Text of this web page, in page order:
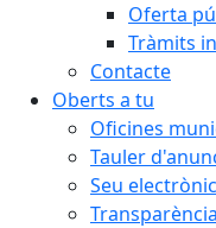
Oferta
Tràmits
Contacte
Oberts a tu
Oficines
Tauler
Seu
Transparència